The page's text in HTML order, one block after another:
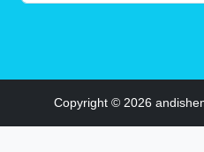
Copyright © 2026